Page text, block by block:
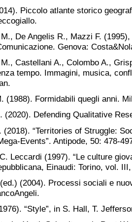
Piccolo atlante storico
De Angelis R., Mazzi F.
Genova:
Castellani A., Colombo A.,
tempo. Immagini, musica,
(1988). Formidabili quegli anni.
(2020). Defending Qualitative
(2018). “Territories of Struggle:
Events”. Antipode, 50: 478-
Leccardi (1997). “Le culture
Einaudi: Torino, vol.
(2004). Processi sociali e
“Style”, in S. Hall, T.